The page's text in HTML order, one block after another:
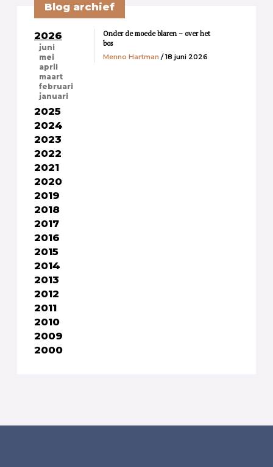
Blog archief
2026
juni
mei
april
maart
februari
januari
2025
2024
2023
2022
2021
2020
2019
2018
2017
2016
2015
2014
2013
2012
2011
2010
2009
2000
Onder de moede blaren – over het
bos
Menno Hartman / 18 juni 2026